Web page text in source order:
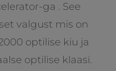
ga . See
valgust mis on
optilise kiu ja
optilise klaasi.